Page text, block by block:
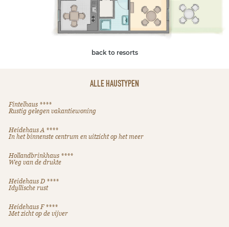
back to resorts
ALLE HAUSTYPEN
Fintelhaus ****
Rustig gelegen vakantiewoning
Heidehaus A ****
In het binnenste centrum en uitzicht op het meer
Hollandbrinkhaus ****
Weg van de drukte
Heidehaus D ****
Idyllische rust
Heidehaus F ****
Met zicht op de vijver